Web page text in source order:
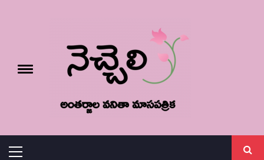
Toggle
Menu